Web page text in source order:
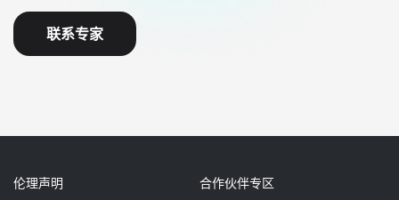
联系专家
伦理声明
合作伙伴专区